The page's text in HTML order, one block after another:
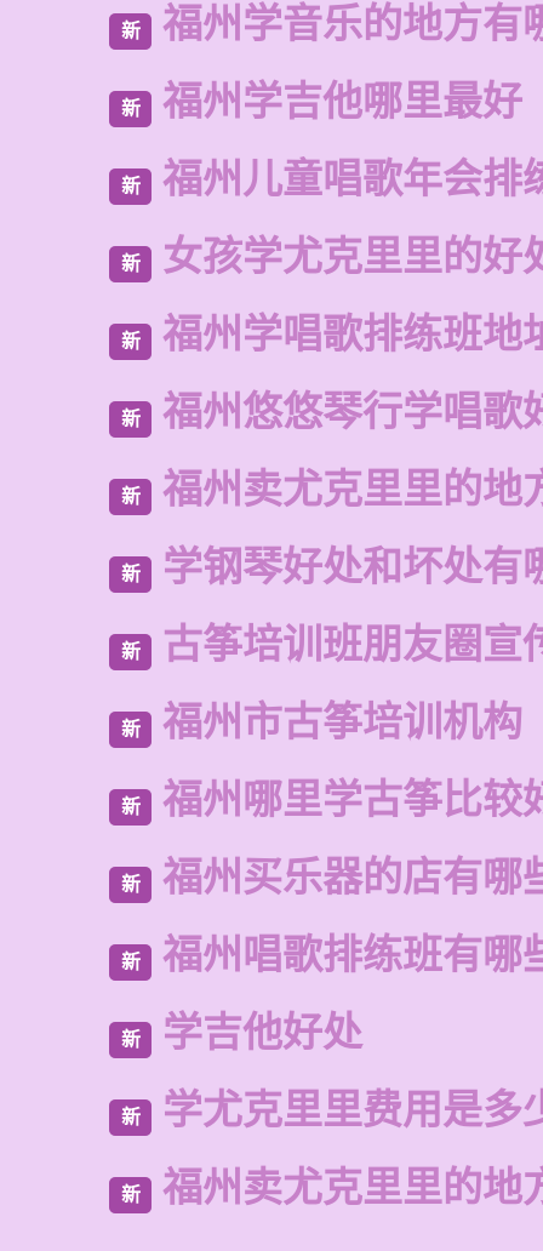
新 福州学音乐的地方有
新 福州学吉他哪里最好
新 福州儿童唱歌年会排
新 女孩学尤克里里的好
新 福州学唱歌排练班地
新 福州悠悠琴行学唱歌
新 福州卖尤克里里的地
新 学钢琴好处和坏处有
新 古筝培训班朋友圈宣
新 福州市古筝培训机构
新 福州哪里学古筝比较
新 福州买乐器的店有哪
新 福州唱歌排练班有哪
新 学吉他好处
新 学尤克里里费用是多
新 福州卖尤克里里的地